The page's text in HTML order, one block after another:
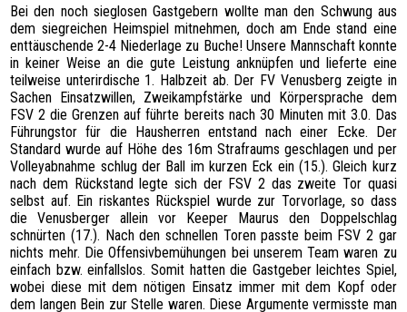
FOTOGALERIE
KONTAKT
Bei den noch sieglosen Gastgebern wollte man den Schwung aus
dem siegreichen Heimspiel mitnehmen, doch am Ende stand eine
enttäuschende 2-4 Niederlage zu Buche! Unsere Mannschaft konnte
in keiner Weise an die gute Leistung anknüpfen und lieferte eine
teilweise unterirdische 1. Halbzeit ab. Der FV Venusberg zeigte in
Sachen Einsatzwillen, Zweikampfstärke und Körpersprache dem
FSV 2 die Grenzen auf führte bereits nach 30 Minuten mit 3.0. Das
Führungstor für die Hausherren entstand nach einer Ecke. Der
Standard wurde auf Höhe des 16m Strafraums geschlagen und per
Volleyabnahme schlug der Ball im kurzen Eck ein (15.). Gleich kurz
nach dem Rückstand legte sich der FSV 2 das zweite Tor quasi
selbst auf. Ein riskantes Rückspiel wurde zur Torvorlage, so dass
die Venusberger allein vor Keeper Maurus den Doppelschlag
schnürten (17.). Nach den schnellen Toren passte beim FSV 2 gar
nichts mehr. Die Offensivbemühungen bei unserem Team waren zu
einfach bzw. einfallslos. Somit hatten die Gastgeber leichtes Spiel,
wobei diese mit dem nötigen Einsatz immer mit dem Kopf oder
dem langen Bein zur Stelle waren. Diese Argumente vermisste man